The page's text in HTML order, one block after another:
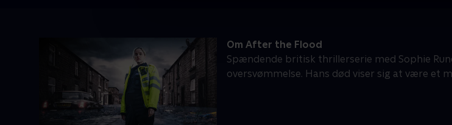
Om After the Flood
Spændende britisk thrillerserie med Sophie
oversvømmelse. Hans død viser sig at være et